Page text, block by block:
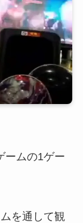
ームの1ゲー
を通して観